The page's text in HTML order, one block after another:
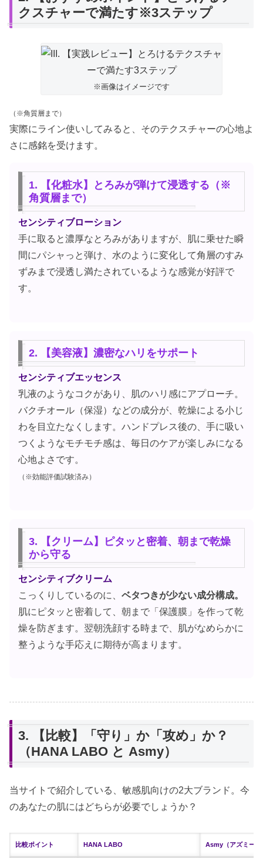
クスチャーで満たす※3ステップ
※画像はイメージです
（※角質層まで）
実際にライン使いしてみると、そのテクスチャーの心地よ
さに感銘を受けます。
1. 【化粧水】とろみが弾けて浸透する（※
角質層まで）
センシティブローション
手に取ると濃厚なとろみがありますが、肌に乗せた瞬
間にパシャっと弾け、水のように変化して角層のすみ
ずみまで浸透し満たされているような感覚が好評で
す。
2. 【美容液】濃密なハリをサポート
センシティブエッセンス
乳液のようなコクがあり、肌のハリ感にアプローチ。
バクチオール（保湿）などの成分が、乾燥による小じ
わを目立たなくします。ハンドプレス後の、手に吸い
つくようなモチモチ感は、毎日のケアが楽しみになる
心地よさです。
（※効能評価試験済み）
3. 【クリーム】ピタッと密着、朝まで乾燥
から守る
センシティブクリーム
こっくりしているのに、 ベタつきが少ない成分構成。
肌にピタッと密着して、朝まで「保護膜」を作って乾
燥を防ぎます。翌朝洗顔する時まで、肌がなめらかに
整うような手応えに期待が高まります。
3. 【比較】「守り」か「攻め」か？
（HANA LABO と Asmy）
当サイトで紹介している、敏感肌向けの2大ブランド。今
のあなたの肌にはどちらが必要でしょうか？
比較ポイント HANA LABO Asmy（アズミー）